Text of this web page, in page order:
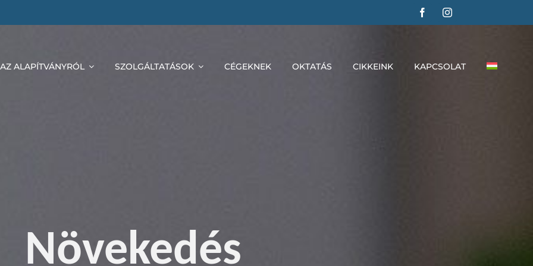
AZ ALAPÍTVÁNYRÓL SZOLGÁLTATÁSOK CÉGEKNEK OKTATÁS CIKKEINK KAPCSOLAT
Növekedés